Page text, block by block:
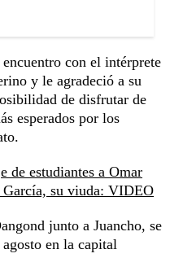
con el intérprete
y le agradeció a su
de disfrutar de
esperados por los
de estudiantes a Omar
García, su viuda: VIDEO
junto a Juancho, se
en la capital